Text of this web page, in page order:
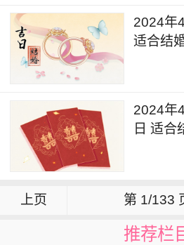
2024年
适合结
2024年
日 适合
上页 第 1/133
推荐栏